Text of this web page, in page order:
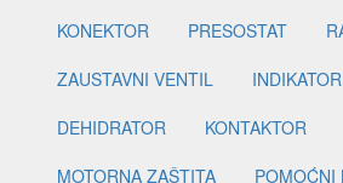
KONEKTOR
PRESOSTAT
ZAUSTAVNI VENTIL
INDIKATOR
DEHIDRATOR
KONTAKTOR
MOTORNA ZAŠTITA
POMOĆNI